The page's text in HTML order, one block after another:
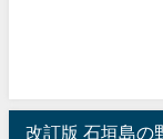
改訂版 石垣島の